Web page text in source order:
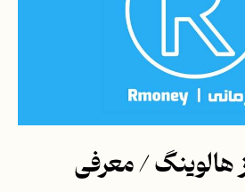
هالوینگ / معرفی